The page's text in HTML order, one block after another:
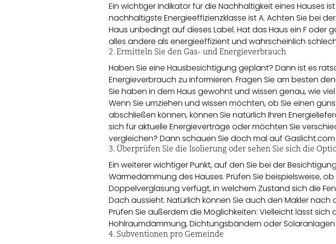
Ein wichtiger Indikator für die Nachhaltigkeit eines Hauses
nachhaltigste Energieeffizienzklasse ist A. Achten Sie bei
Haus unbedingt auf dieses Label. Hat das Haus ein F oder
alles andere als energieeffizient und wahrscheinlich
2. Ermitteln Sie den Gas- und Energieverbrauch
Haben Sie eine Hausbesichtigung geplant? Dann ist es
Energieverbrauch zu informieren. Fragen Sie am besten
Sie haben in dem Haus gewohnt und wissen genau, wie
Wenn Sie umziehen und wissen möchten, ob Sie einen
abschließen können, können Sie natürlich Ihren
sich für aktuelle Energieverträge oder möchten Sie
vergleichen? Dann schauen Sie doch mal auf
3. Überprüfen Sie die Isolierung oder sehen Sie sich die
Ein weiterer wichtiger Punkt, auf den Sie bei der
Wärmedämmung des Hauses. Prüfen Sie beispielsweise,
Doppelverglasung verfügt, in welchem ​​Zustand sich die
Dach aussieht. Natürlich können Sie auch den Makler
Prüfen Sie außerdem die Möglichkeiten: Vielleicht lässt sich
Hohlraumdämmung, Dichtungsbändern oder
4. Subventionen pro Gemeinde